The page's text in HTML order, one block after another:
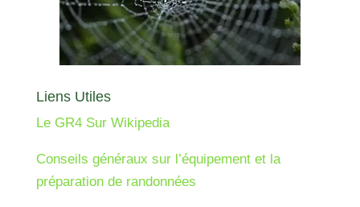
Liens Utiles
Le GR4 Sur Wikipedia
Conseils généraux sur l’équipement et la
préparation de randonnées